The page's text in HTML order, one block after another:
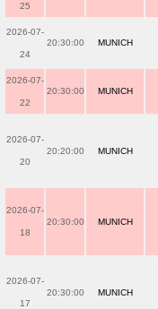
25
2026-07-
24
20:30:00 MUNICH
2026-07-
22
20:30:00 MUNICH
2026-07-
20
20:20:00 MUNICH
2026-07-
18
20:30:00 MUNICH
2026-07-
17
20:30:00 MUNICH